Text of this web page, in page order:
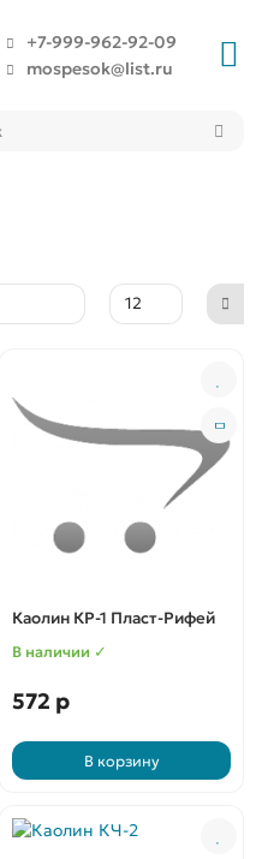
+7-999-962-92-09
mospesok@list.ru
Каолин КР-1 Пласт-Рифей
В наличии ✓
572 р
В корзину